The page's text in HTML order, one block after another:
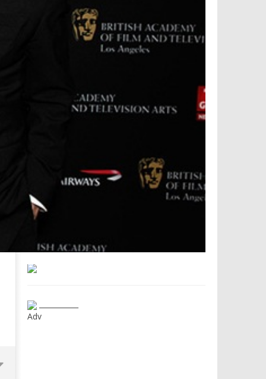
___________
Adv